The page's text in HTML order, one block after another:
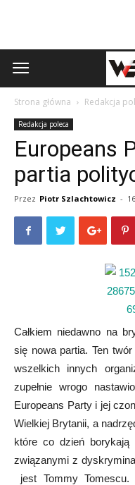
Strona główna Redakcja
Redakcja poleca
Europeans
partia
Przez Piotr Szlachtowicz -
Całkiem niedawno na
się nowa partia. Ten
wszelkich innych
zupełnie wrogo
Europeans Party i jej
Wielkiej Brytanii, a
które co dzień
związanymi z
jest Tommy Tomescu.